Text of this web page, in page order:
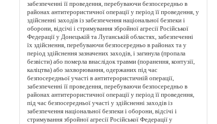
забезпеченні її проведення, перебуваючи безпосередньо в
районах антитерористичної операції у період її проведення, у
здійсненні заходів із забезпечення національної безпеки і
оборони, відсічі і стримування збройної агресії Російської
Федерації у Донецькій та Луганській областях, забезпеченні
їх здійснення, перебуваючи безпосередньо в районах та у
період здійснення зазначених заходів, і загинула (пропала
безвісти) або померла внаслідок травми (поранення, контузії,
каліцтва) або захворювання, одержаних під час
безпосередньої участі в антитерористичній операції,
забезпеченні її проведення, перебуваючи безпосередньо в
районах антитерористичної операції у період її проведення,
під час безпосередньої участі у здійсненні заходів із
забезпечення національної безпеки і оборони, відсічі і
стримування збройної агресії Російської Федерації у